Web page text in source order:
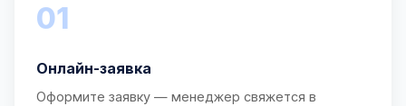
01
Онлайн-заявка
Оформите заявку — менеджер свяжется в